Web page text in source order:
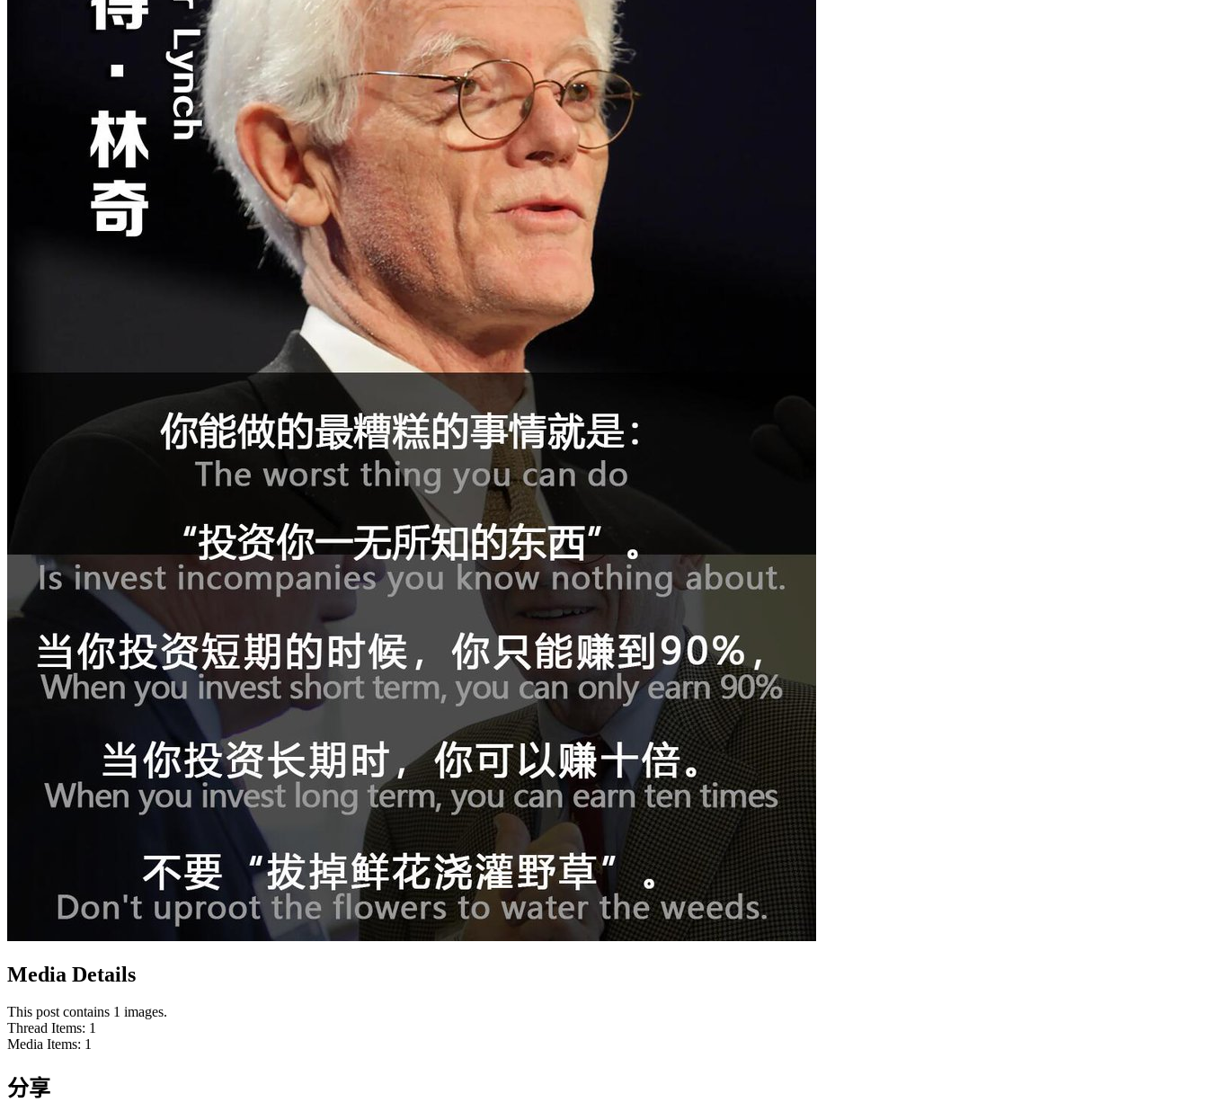
Media Details
This post contains 1 images.
Thread Items: 1
Media Items: 1
分享